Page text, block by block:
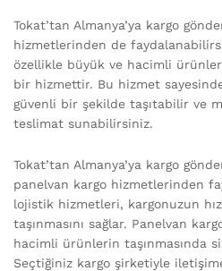
Tokat’tan Almanya’ya kargo
hizmetlerinden de
özellikle büyük ve hacimli
bir hizmettir. Bu hizmet
güvenli bir şekilde taşıtabilir ve
teslimat sunabilirsiniz.
Tokat’tan Almanya’ya kargo
panelvan kargo hizmetlerinden
lojistik hizmetleri, kargonuzun
taşınmasını sağlar. Panelvan
hacimli ürünlerin taşınmasında
Seçtiğiniz kargo şirketiyle